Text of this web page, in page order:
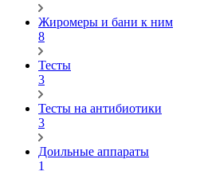
Жиромеры и бани к ним
8
Тесты
3
Тесты на антибиотики
3
Доильные аппараты
1